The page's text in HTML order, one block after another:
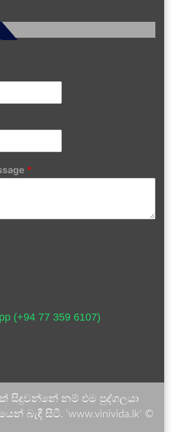
*
(+94 77 359 6107)
සිදුවන්නේ නම් එම පුද්ගලයා
සිටී. 'www.vinivida.lk' ©